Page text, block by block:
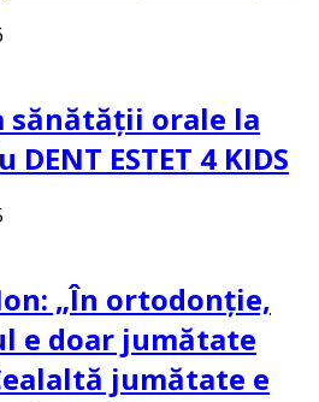
sănătății orale la
ESTET 4 KIDS
„În ortodonție,
e doar jumătate
jumătate e